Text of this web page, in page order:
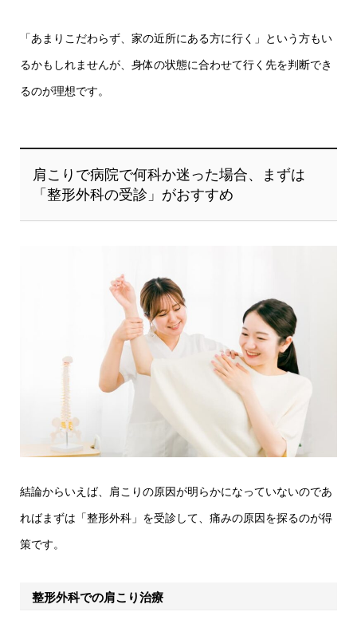
「あまりこだわらず、家の近所にある方に行く」という方もい
るかもしれませんが、身体の状態に合わせて行く先を判断でき
るのが理想です。
肩こりで病院で何科か迷った場合、まずは
「整形外科の受診」がおすすめ
結論からいえば、肩こりの原因が明らかになっていないのであ
ればまずは「整形外科」を受診して、痛みの原因を探るのが得
策です。
整形外科での肩こり治療